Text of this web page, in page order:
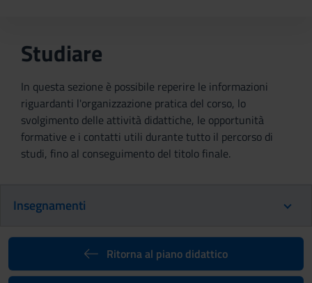
Studiare
In questa sezione è possibile reperire le informazioni
riguardanti l'organizzazione pratica del corso, lo
svolgimento delle attività didattiche, le opportunità
formative e i contatti utili durante tutto il percorso di
studi, fino al conseguimento del titolo finale.
Insegnamenti
Ritorna al piano didattico